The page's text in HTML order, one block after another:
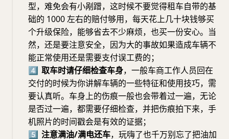
型，难免会有小剐蹭，这时候不要觉得租车自带的基
础的 1000 左右的赔付够用，每天花上几十块钱够买
个升级保险，能够省去不少麻烦，也买一份安心。当
然，还是要注意安全，因为大的事故如果造成车辆不
能正常使用还是需要支付误工费的；
4⃣️ 取车时请仔细检查车身，一般车商工作人员回在
交付的时候为你讲解车辆的一些特征和使用技巧，需
要认真听。车身上的伤痕一般也会带着过一遍，无论
是否过一遍，都需要仔细检查，并把伤痕拍下来，手
机照片的时间戳会是有效的证据；
5⃣️ 注意满油/满电还车，玩嗨了也千万别忘了把油加